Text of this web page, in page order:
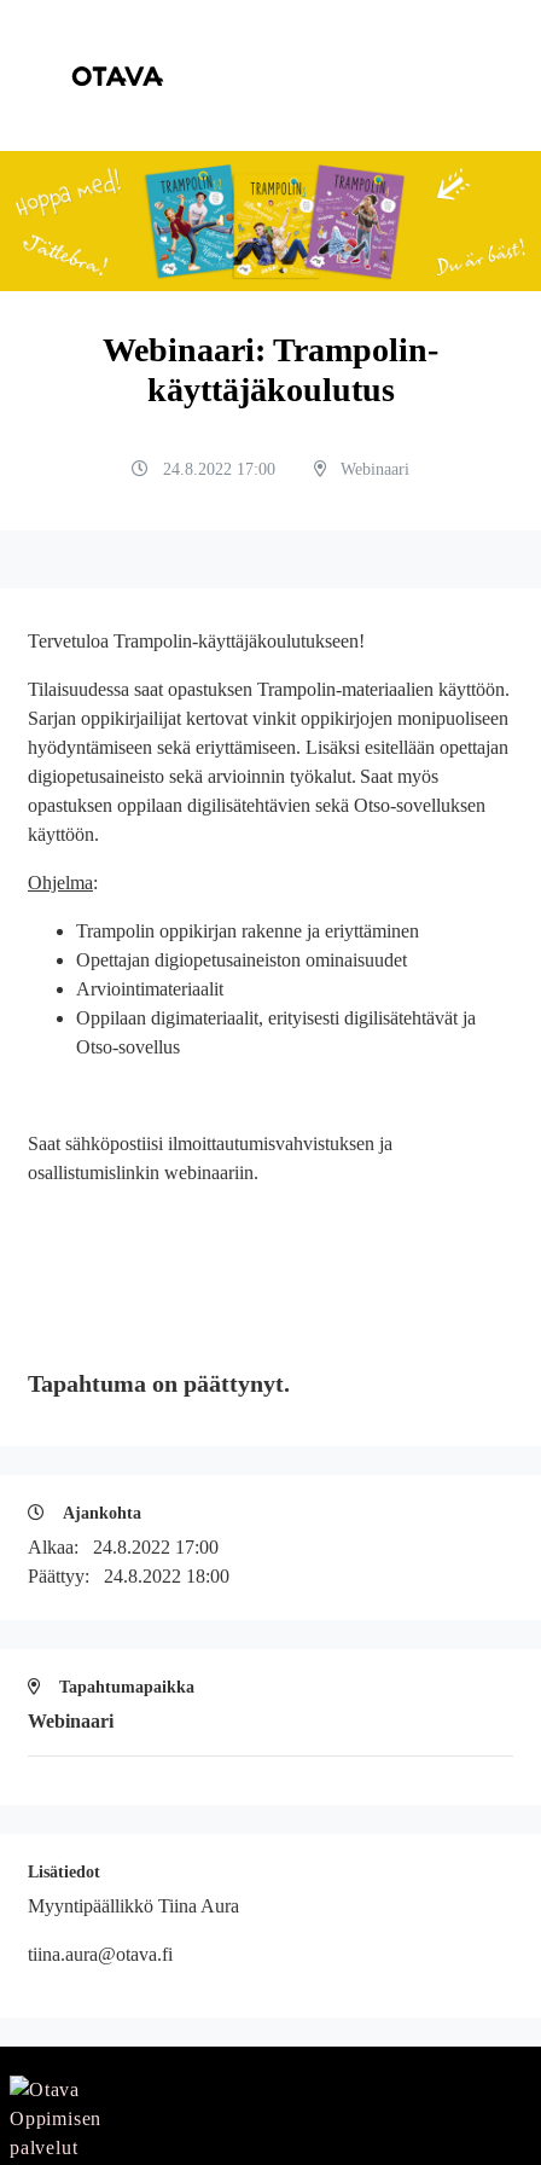
Webinaari: Trampolin-
käyttäjäkoulutus
24.8.2022 17:00 Webinaari
Tervetuloa Trampolin-käyttäjäkoulutukseen!
Tilaisuudessa saat opastuksen Trampolin-materiaalien käyttöön.
Sarjan oppikirjailijat kertovat vinkit oppikirjojen monipuoliseen
hyödyntämiseen sekä eriyttämiseen. Lisäksi esitellään opettajan
digiopetusaineisto sekä arvioinnin työkalut. Saat myös
opastuksen oppilaan digilisätehtävien sekä Otso-sovelluksen
käyttöön.
Ohjelma:
Trampolin oppikirjan rakenne ja eriyttäminen
Opettajan digiopetusaineiston ominaisuudet
Arviointimateriaalit
Oppilaan digimateriaalit, erityisesti digilisätehtävät ja
Otso-sovellus
Saat sähköpostiisi ilmoittautumisvahvistuksen ja
osallistumislinkin webinaariin.
Tapahtuma on päättynyt.
Ajankohta
Alkaa: 24.8.2022 17:00
Päättyy: 24.8.2022 18:00
Tapahtumapaikka
Webinaari
Lisätiedot
Myyntipäällikkö Tiina Aura
tiina.aura@otava.fi